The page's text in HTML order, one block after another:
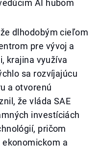
AI hubom
dlhodobým cieľom
pre vývoj a
krajina využíva
sa rozvíjajúcu
a otvorenú
že vláda SAE
investíciách
pričom
a